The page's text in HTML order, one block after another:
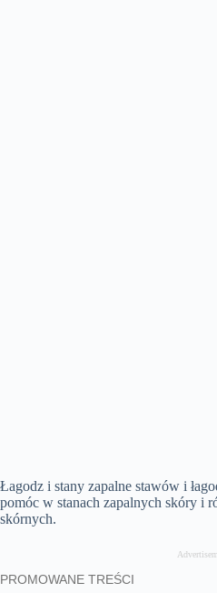
Łagodz i stany zapalne stawów i
pomóc w stanach zapalnych skóry i
skórnych.